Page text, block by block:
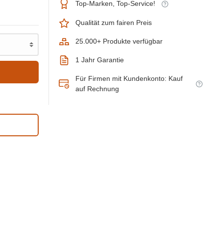
Top-Marken, Top-Service!
Qualität zum fairen Preis
25.000+ Produkte verfügbar
1 Jahr Garantie
Für Firmen mit Kundenkonto: Kauf
auf Rechnung